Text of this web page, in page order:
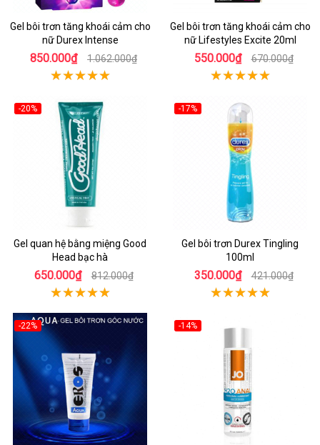
Gel bôi trơn tăng khoái cảm cho
nữ Durex Intense
850.000₫ 1.062.000₫
Gel bôi trơn tăng khoái cảm cho
nữ Lifestyles Excite 20ml
550.000₫ 670.000₫
-20%
Gel quan hệ bằng miệng Good
Head bạc hà
650.000₫ 812.000₫
-17%
Gel bôi trơn Durex Tingling
100ml
350.000₫ 421.000₫
-22% -14%